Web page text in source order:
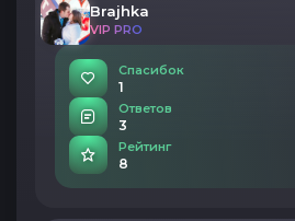
Brajhka
VIP PRO
Спасибок
1
Ответов
3
Рейтинг
8